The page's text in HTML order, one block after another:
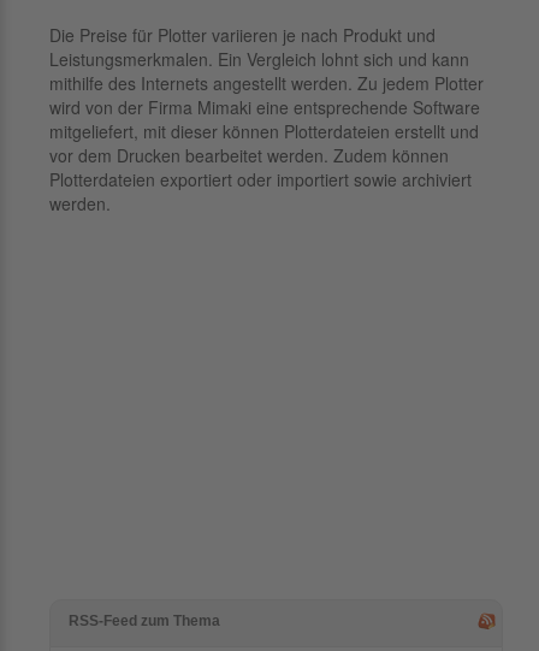
Die Preise für Plotter variieren je nach Produkt und
Leistungsmerkmalen. Ein Vergleich lohnt sich und kann
mithilfe des Internets angestellt werden. Zu jedem Plotter
wird von der Firma Mimaki eine entsprechende Software
mitgeliefert, mit dieser können Plotterdateien erstellt und
vor dem Drucken bearbeitet werden. Zudem können
Plotterdateien exportiert oder importiert sowie archiviert
werden.
RSS-Feed zum Thema